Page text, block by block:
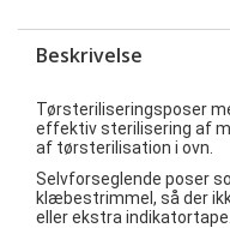
Beskrivelse
Tørsteriliseringsposer
effektiv sterilisering af
af tørsterilisation i ovn.
Selvforseglende poser
klæbestrimmel, så der
eller ekstra indikatortape.